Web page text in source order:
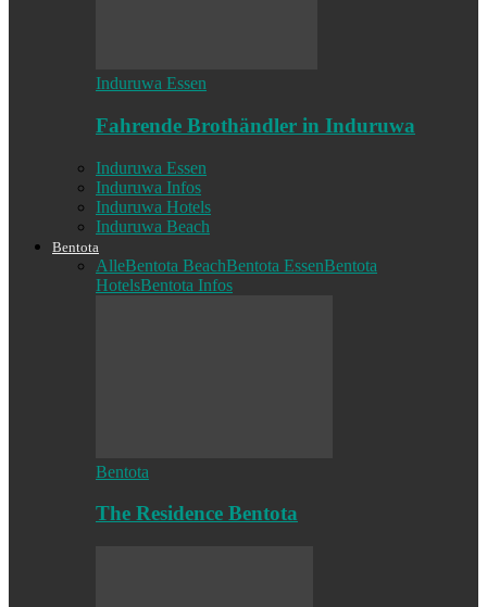
Induruwa Essen
Fahrende Brothändler in Induruwa
Induruwa Essen
Induruwa Infos
Induruwa Hotels
Induruwa Beach
Bentota
AlleBentota BeachBentota EssenBentota
HotelsBentota Infos
Bentota
The Residence Bentota